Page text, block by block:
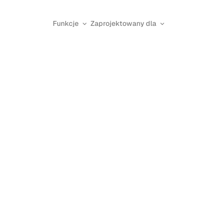
Funkcje Zaprojektowany dla